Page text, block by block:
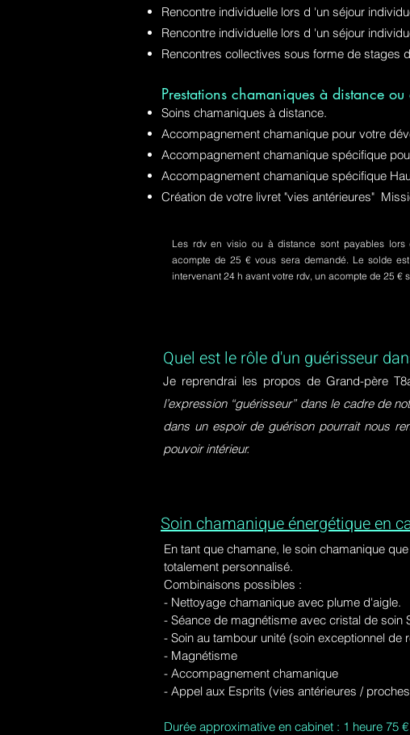
Rencontre individuelle lors d 'un séjour
Rencontre individuelle lors d 'un séjour
Rencontres collectives sous forme de stages
Prestations chamaniques à distance
Soins chamaniques à distance.
Accompagnement chamanique pour votre
Accompagnement chamanique spécifique
Accompagnement chamanique spécifique
Création de votre livret "vies antérieures"
Les rdv en visio ou à distance sont payables
acompte de 25 € vous sera demandé. Le solde
intervenant 24 h avant votre rdv, un acompte de 25
Quel est le rôle d'un guérisseur
Je reprendrai les propos de Grand-père
l’expression “guérisseur” dans le cadre de
dans un espoir de guérison pourrait nous
pouvoir intérieur.
Soin chamanique énergétique en
En tant que chamane, le soin chamanique
totalement personnalisé.
Combinaisons possibles :
- Nettoyage chamanique avec plume d'aigle.
- Séance de magnétisme avec cristal de soin
- Soin au tambour unité (soin exceptionnel de
- Magnétisme
- Accompagnement chamanique
- Appel aux Esprits (vies antérieures /
Durée approximative en cabinet : 1 heure 75